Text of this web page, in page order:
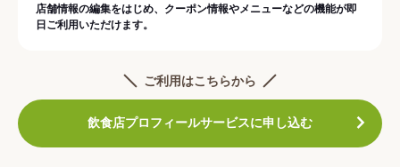
店舗情報の編集をはじめ、クーポン情報やメニューなどの機能が即
日ご利用いただけます。
ご利用はこちらから
飲食店プロフィールサービスに申し込む